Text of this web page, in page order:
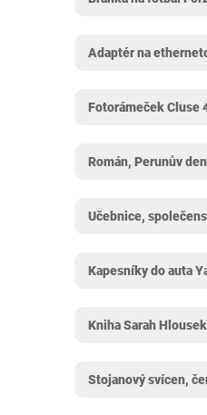
Adaptér na
Fotorámeček Cluse
Román, Perunův
Učebnice,
Kapesníky do auta
Kniha Sarah
Stojanový svícen,